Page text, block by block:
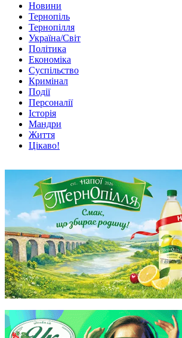
Новини
Тернопіль
Тернопілля
Україна/Світ
Політика
Економіка
Суспільство
Кримінал
Події
Персоналії
Історія
Мандри
Життя
Цікаво!